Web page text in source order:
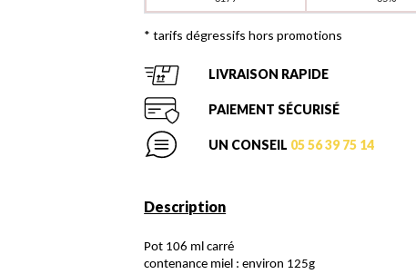
* tarifs dégressifs hors promotions
LIVRAISON RAPIDE
PAIEMENT SÉCURISÉ
UN CONSEIL 05 56 39 75 14
Description
Pot 106 ml carré
contenance miel : environ 125g